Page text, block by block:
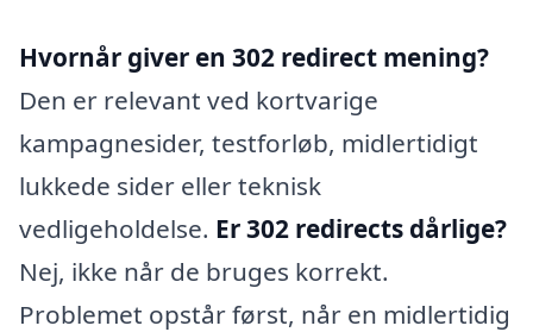
Hvornår giver en 302 redirect mening?
Den er relevant ved kortvarige
kampagnesider, testforløb, midlertidigt
lukkede sider eller teknisk
vedligeholdelse. Er 302 redirects dårlige?
Nej, ikke når de bruges korrekt.
Problemet opstår først, når en midlertidig